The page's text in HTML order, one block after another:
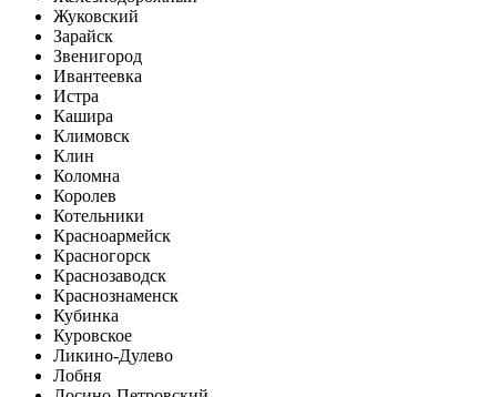
Жуковский
Зарайск
Звенигород
Ивантеевка
Истра
Кашира
Климовск
Клин
Коломна
Королев
Котельники
Красноармейск
Красногорск
Краснозаводск
Краснознаменск
Кубинка
Куровское
Ликино-Дулево
Лобня